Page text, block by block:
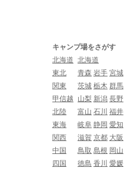
キャンプ場をさがす
北海道 北海道
東北
青森 岩手 宮城
関東
茨城 栃木 群馬
甲信越
山梨 新潟 長野
北陸
富山 石川 福井
東海
岐阜 静岡 愛知
関西
滋賀 京都 大阪
中国
鳥取 島根 岡山
四国
徳島 香川 愛媛